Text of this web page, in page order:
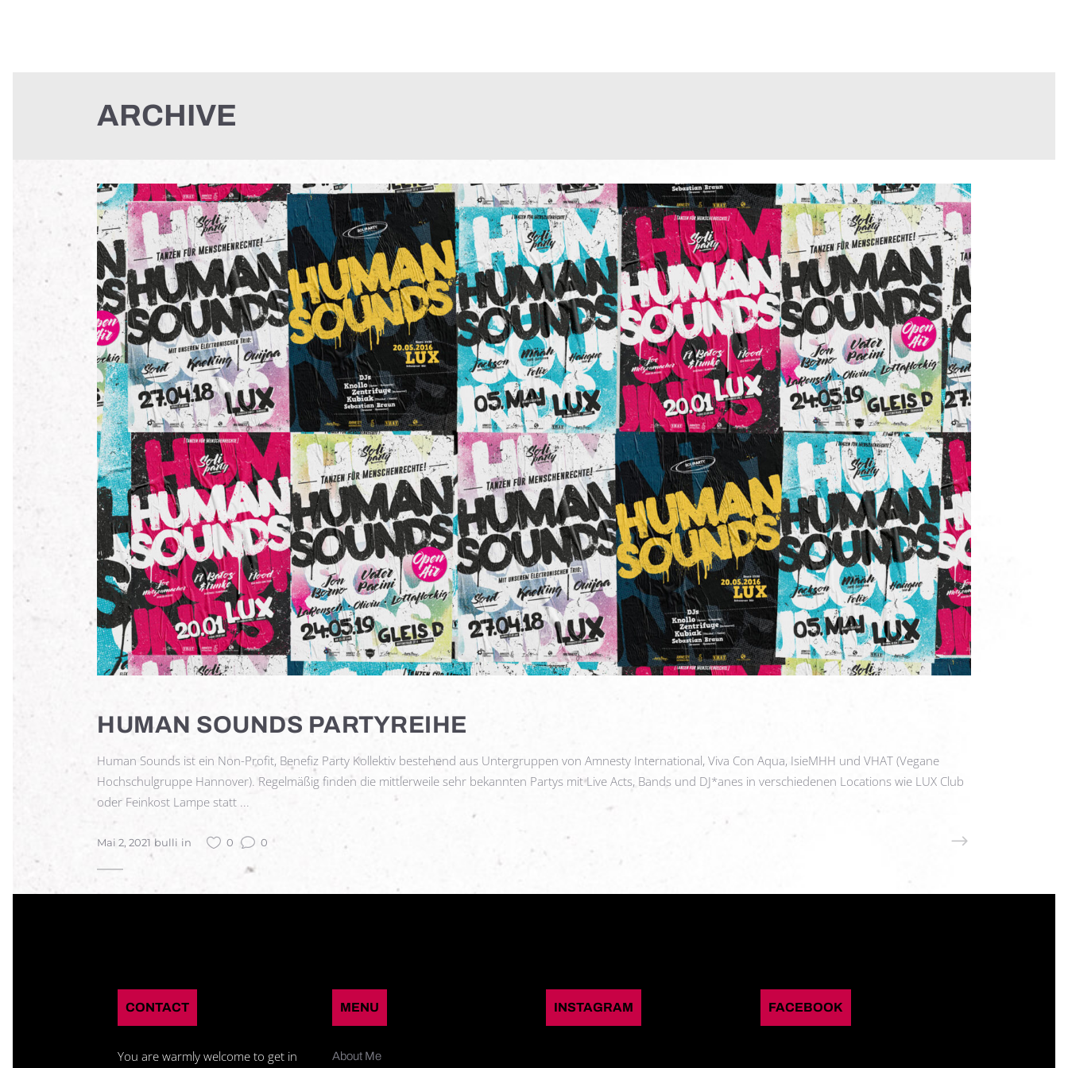
ARCHIVE
HUMAN SOUNDS PARTYREIHE
Human Sounds ist ein Non-Profit, Benefiz Party Kollektiv bestehend aus Untergruppen von Amnesty International, Viva Con Aqua, IsieMHH und VHAT (Vegane
Hochschulgruppe Hannover). Regelmäßig finden die mittlerweile sehr bekannten Partys mit Live Acts, Bands und DJ*anes in verschiedenen Locations wie LUX Club
oder Feinkost Lampe statt ...
Mai 2, 2021 bulli in 0 0
CONTACT
You are warmly welcome to get in
MENU
About Me
INSTAGRAM FACEBOOK